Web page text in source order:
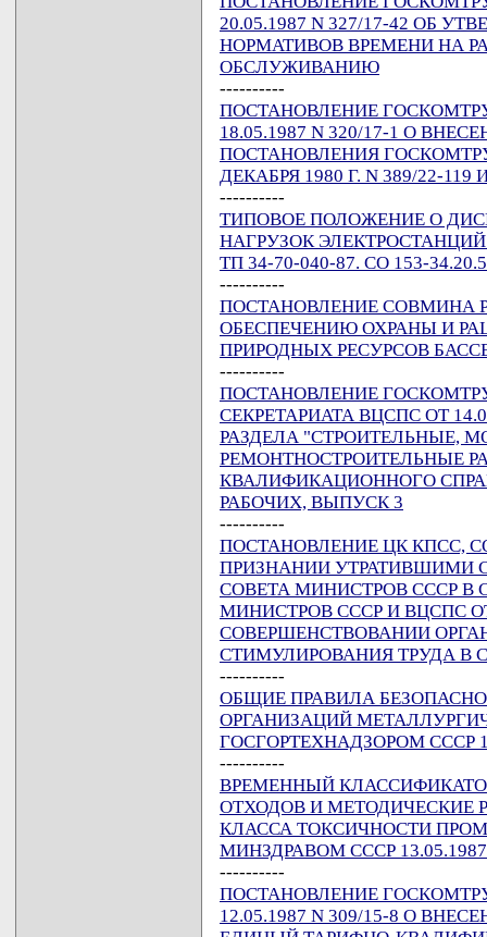
20.05.1987 N 327/17-42 ОБ
НОРМАТИВОВ ВРЕМЕНИ НА
ОБСЛУЖИВАНИЮ
----------
ПОСТАНОВЛЕНИЕ
18.05.1987 N 320/17-1 О
ПОСТАНОВЛЕНИЯ
ДЕКАБРЯ 1980 Г. N 389/22-119
----------
ТИПОВОЕ ПОЛОЖЕНИЕ О
НАГРУЗОК
ТП 34-70-040-87. СО 153-
----------
ПОСТАНОВЛЕНИЕ СОВМИНА
ОБЕСПЕЧЕНИЮ ОХРАНЫ И
ПРИРОДНЫХ РЕСУРСОВ
----------
ПОСТАНОВЛЕНИЕ
СЕКРЕТАРИАТА ВЦСПС ОТ
РАЗДЕЛА "СТРОИТЕЛЬНЫЕ,
РЕМОНТНОСТРОИТЕЛЬНЫЕ
КВАЛИФИКАЦИОННОГО
РАБОЧИХ, ВЫПУСК 3
----------
ПОСТАНОВЛЕНИЕ ЦК КПСС,
ПРИЗНАНИИ УТРАТИВШИМИ
СОВЕТА МИНИСТРОВ СССР В
МИНИСТРОВ СССР И ВЦСПС ОТ
СОВЕРШЕНСТВОВАНИИ
СТИМУЛИРОВАНИЯ ТРУДА В
----------
ОБЩИЕ ПРАВИЛА
ОРГАНИЗАЦИЙ
ГОСГОРТЕХНАДЗОРОМ СССР
----------
ВРЕМЕННЫЙ
ОТХОДОВ И
КЛАССА ТОКСИЧНОСТИ
МИНЗДРАВОМ СССР 13.05.1987
----------
ПОСТАНОВЛЕНИЕ
12.05.1987 N 309/15-8 О